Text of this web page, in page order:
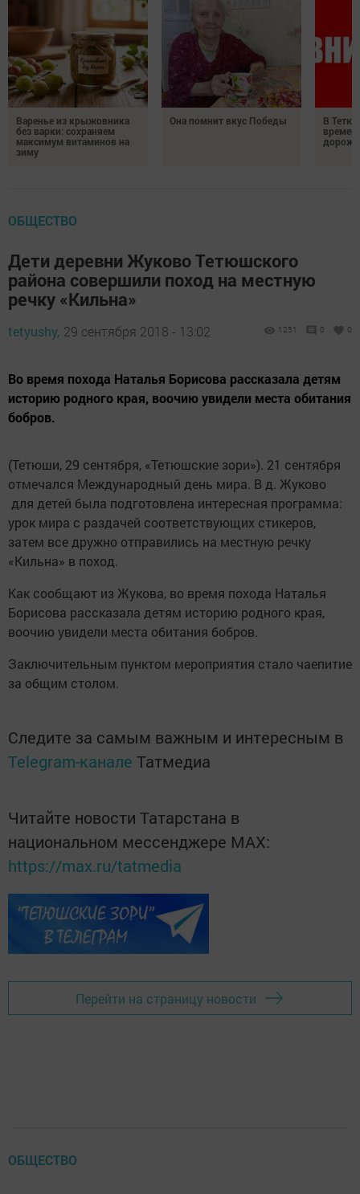
Варенье из крыжовника
без варки: сохраняем
максимум витаминов на
зиму
Она помнит вкус Победы
В
ОБЩЕСТВО
Дети деревни Жуково Тетюшского
района совершили поход на местную
речку «Кильна»
tetyushy, 29 сентября 2018 - 13:02 1251 0 0
Во время похода Наталья Борисова рассказала детям
историю родного края, воочию увидели места обитания
бобров.
(Тетюши, 29 сентября, «Тетюшские зори»). 21 сентября
отмечался Международный день мира. В д. Жуково
для детей была подготовлена интересная программа:
урок мира с раздачей соответствующих стикеров,
затем все дружно отправились на местную речку
«Кильна» в поход.
Как сообщают из Жукова, во время похода Наталья
Борисова рассказала детям историю родного края,
воочию увидели места обитания бобров.
Заключительным пунктом мероприятия стало чаепитие
за общим столом.
Следите за самым важным и интересным в
Telegram-канале Татмедиа
Читайте новости Татарстана в
национальном мессенджере MАХ:
https://max.ru/tatmedia
Перейти на страницу новости
ОБЩЕСТВО